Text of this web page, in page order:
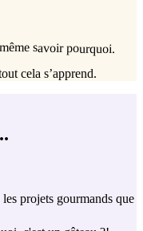
savoir pourquoi.
cela s’apprend.
projets gourmands que